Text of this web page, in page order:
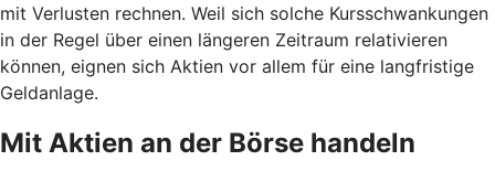
mit Verlusten rechnen. Weil sich solche Kursschwankungen
in der Regel über einen längeren Zeitraum relativieren
können, eignen sich Aktien vor allem für eine langfristige
Geldanlage.
Mit Aktien an der Börse handeln